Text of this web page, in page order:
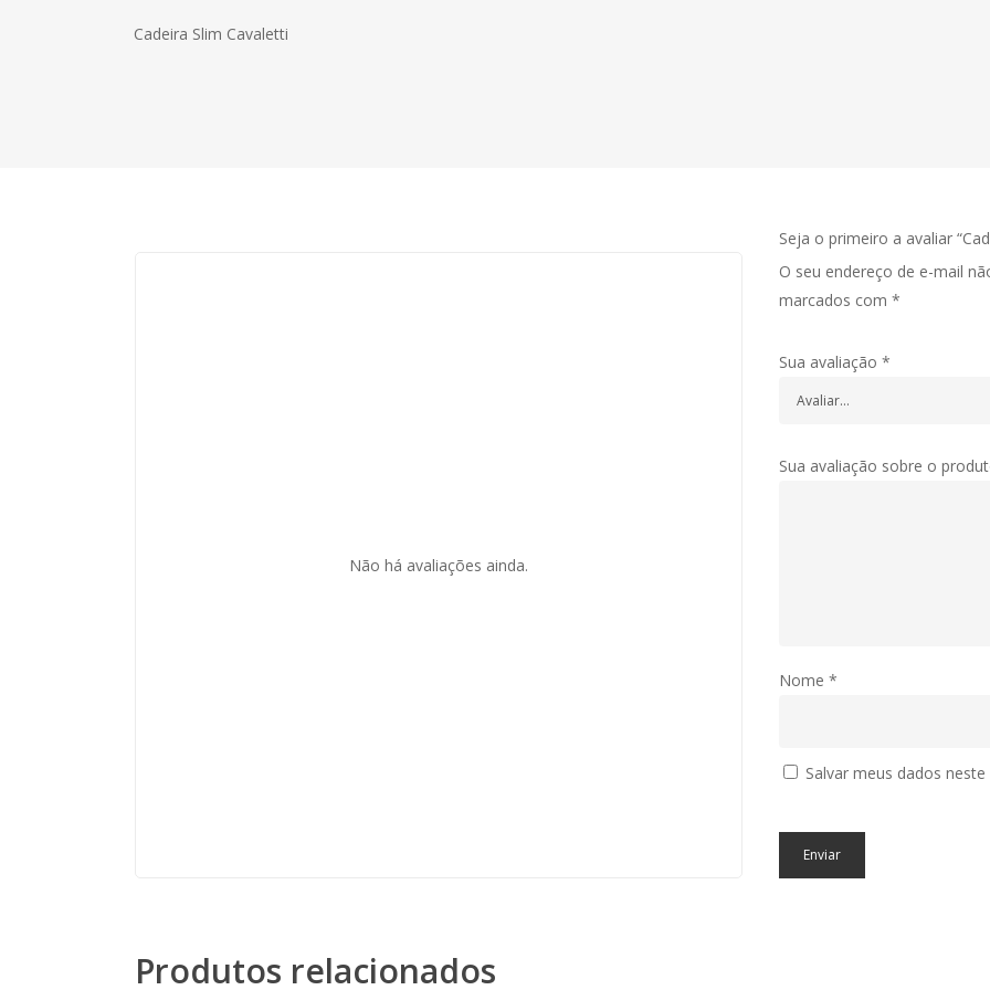
da linha.
Cadeira Slim Cavaletti
Não há avaliações ainda.
Seja o primeiro a avaliar
O seu endereço de e-mail
marcados com *
Sua avaliação *
Sua avaliação sobre o
Nome *
Salvar meus dados
Produtos relacionados